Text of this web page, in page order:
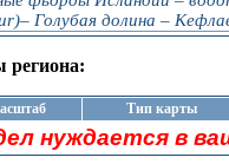
Голубая долина –
региона:
Тип карты
нуждается в